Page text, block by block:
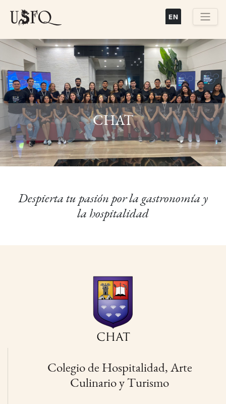
principal
Previous Next
CHAT
Despierta tu pasión por la gastronomía y
la hospitalidad
Colegio de Hospitalidad, Arte
Culinario y Turismo